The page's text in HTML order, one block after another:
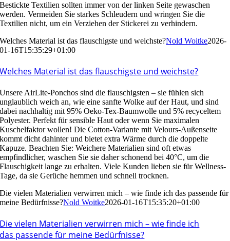
Bestickte Textilien sollten immer von der linken Seite gewaschen
werden. Vermeiden Sie starkes Schleudern und wringen Sie die
Textilien nicht, um ein Verziehen der Stickerei zu verhindern.
Welches Material ist das flauschigste und weichste?Nold Woitke2026-
01-16T15:35:29+01:00
Welches Material ist das flauschigste und weichste?
Unsere AirLite-Ponchos sind die flauschigsten – sie fühlen sich
unglaublich weich an, wie eine sanfte Wolke auf der Haut, und sind
dabei nachhaltig mit 95% Oeko-Tex-Baumwolle und 5% recyceltem
Polyester. Perfekt für sensible Haut oder wenn Sie maximalen
Kuschelfaktor wollen! Die Cotton-Variante mit Velours-Außenseite
kommt dicht dahinter und bietet extra Wärme durch die doppelte
Kapuze. Beachten Sie: Weichere Materialien sind oft etwas
empfindlicher, waschen Sie sie daher schonend bei 40°C, um die
Flauschigkeit lange zu erhalten. Viele Kunden lieben sie für Wellness-
Tage, da sie Gerüche hemmen und schnell trocknen.
Die vielen Materialien verwirren mich – wie finde ich das passende für
meine Bedürfnisse?Nold Woitke2026-01-16T15:35:20+01:00
Die vielen Materialien verwirren mich – wie finde ich
das passende für meine Bedürfnisse?